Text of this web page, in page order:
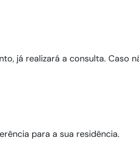
já realizará a consulta. Caso
para a sua residência.